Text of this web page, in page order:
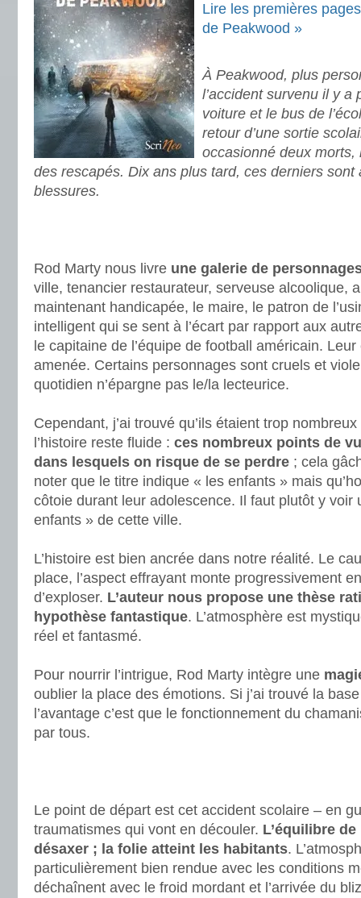
Lire les premières
de Peakwood »
À Peakwood, plus
l’accident survenu il y a
voiture et le bus de
retour d’une sortie
occasionné deux
des rescapés. Dix ans plus tard, ces derniers sont
blessures.
Rod Marty nous livre une galerie de
ville, tenancier restaurateur, serveuse alcoolique,
maintenant handicapée, le maire, le patron de
intelligent qui se sent à l’écart par rapport aux
le capitaine de l’équipe de football américain.
amenée. Certains personnages sont cruels et
quotidien n’épargne pas le/la lecteurice.
Cependant, j’ai trouvé qu’ils étaient trop
l’histoire reste fluide : ces nombreux points de
dans lesquels on risque de se perdre ; cela
noter que le titre indique « les enfants » mais
côtoie durant leur adolescence. Il faut plutôt y voir
enfants » de cette ville.
L’histoire est bien ancrée dans notre réalité. Le
place, l’aspect effrayant monte progressivement
d’exploser. L’auteur nous propose une thèse
hypothèse fantastique. L’atmosphère est
réel et fantasmé.
Pour nourrir l’intrigue, Rod Marty intègre une
oublier la place des émotions. Si j’ai trouvé la
l’avantage c’est que le fonctionnement du
par tous.
Le point de départ est cet accident scolaire – en
traumatismes qui vont en découler. L’équilibre
désaxer ; la folie atteint les habitants.
particulièrement bien rendue avec les conditions
déchaînent avec le froid mordant et l’arrivée du